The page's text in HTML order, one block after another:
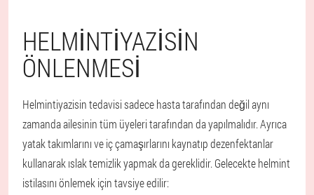
HELMINTIYAZISIN
ÖNLENMESI
Helmintiyazisin tedavisi sadece hasta tarafından değil aynı
zamanda ailesinin tüm üyeleri tarafından da yapılmalıdır. Ayrıca
yatak takımlarını ve iç çamaşırlarını kaynatıp dezenfektanlar
kullanarak ıslak temizlik yapmak da gereklidir. Gelecekte helmint
istilasını önlemek için tavsiye edilir: